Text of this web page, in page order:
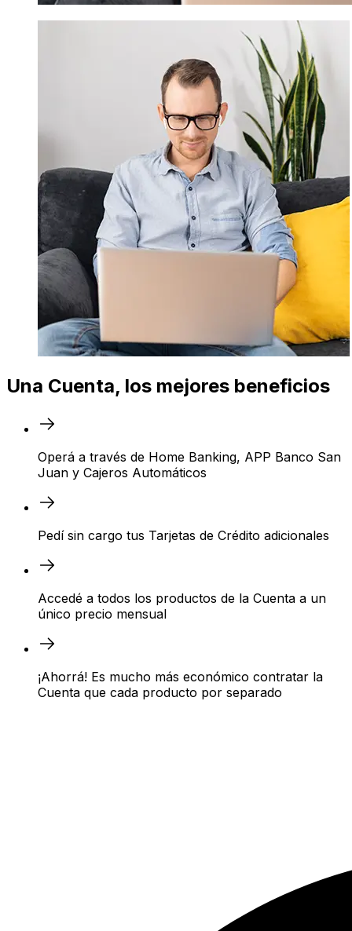
Una Cuenta, los mejores beneficios
Operá a través de Home Banking, APP Banco San
Juan y Cajeros Automáticos
Pedí sin cargo tus Tarjetas de Crédito adicionales
Accedé a todos los productos de la Cuenta a un
único precio mensual
¡Ahorrá! Es mucho más económico contratar la
Cuenta que cada producto por separado